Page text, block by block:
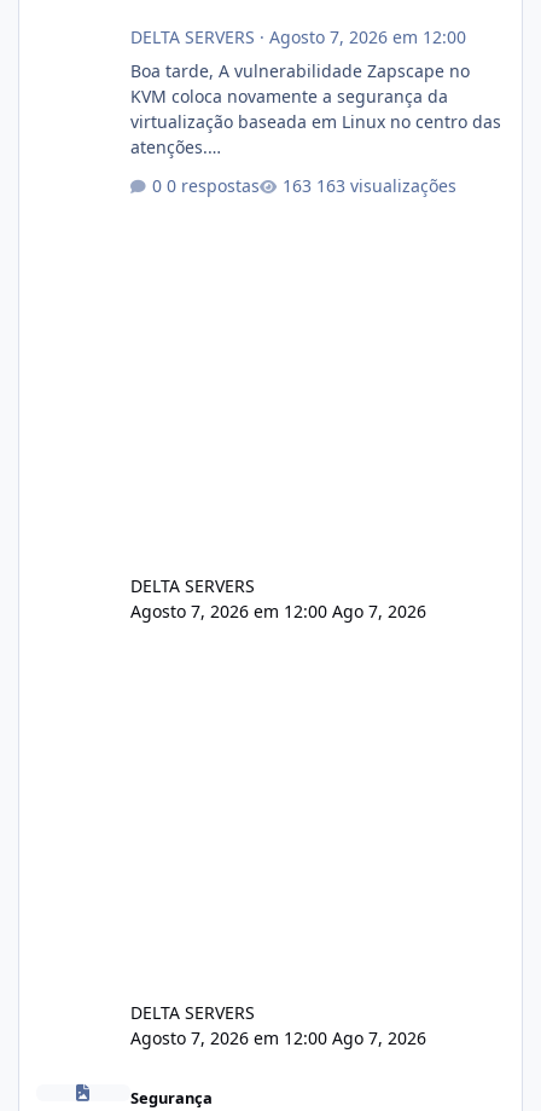
DELTA SERVERS · Agosto 7, 2026 em 12:00
Boa tarde, A vulnerabilidade Zapscape no
KVM coloca novamente a segurança da
virtualização baseada em Linux no centro das
atenções.
xjx23zz5f Criamos uma breve explicação:
0 respostas 163 visualizações
DELTA SERVERS
Agosto 7, 2026 em 12:00 Ago 7, 2026
DELTA SERVERS
Agosto 7, 2026 em 12:00 Ago 7, 2026
Segurança